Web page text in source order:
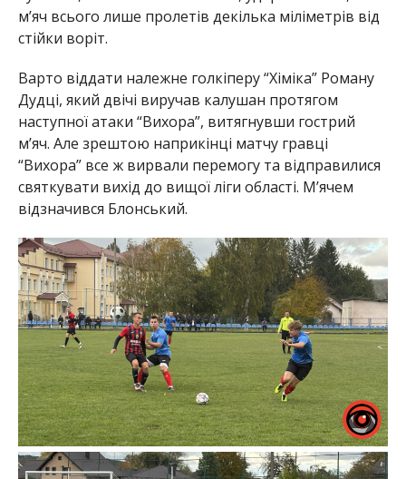
м’яч всього лише пролетів декілька міліметрів від
стійки воріт.
Варто віддати належне голкіперу “Хіміка” Роману
Дудці, який двічі виручав калушан протягом
наступної атаки “Вихора”, витягнувши гострий
м’яч. Але зрештою наприкінці матчу гравці
“Вихора” все ж вирвали перемогу та відправилися
святкувати вихід до вищої ліги області. М’ячем
відзначився Блонський.